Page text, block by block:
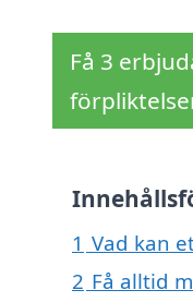
Få 3
1 Vad kan
2 Få alltid